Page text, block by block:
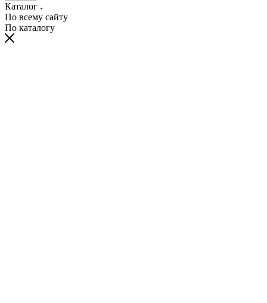
Каталог
По всему сайту
По каталогу